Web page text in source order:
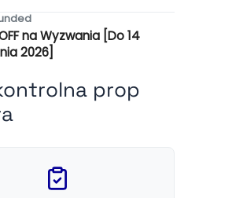
na Wyzwania [Do 14
2026]
prop